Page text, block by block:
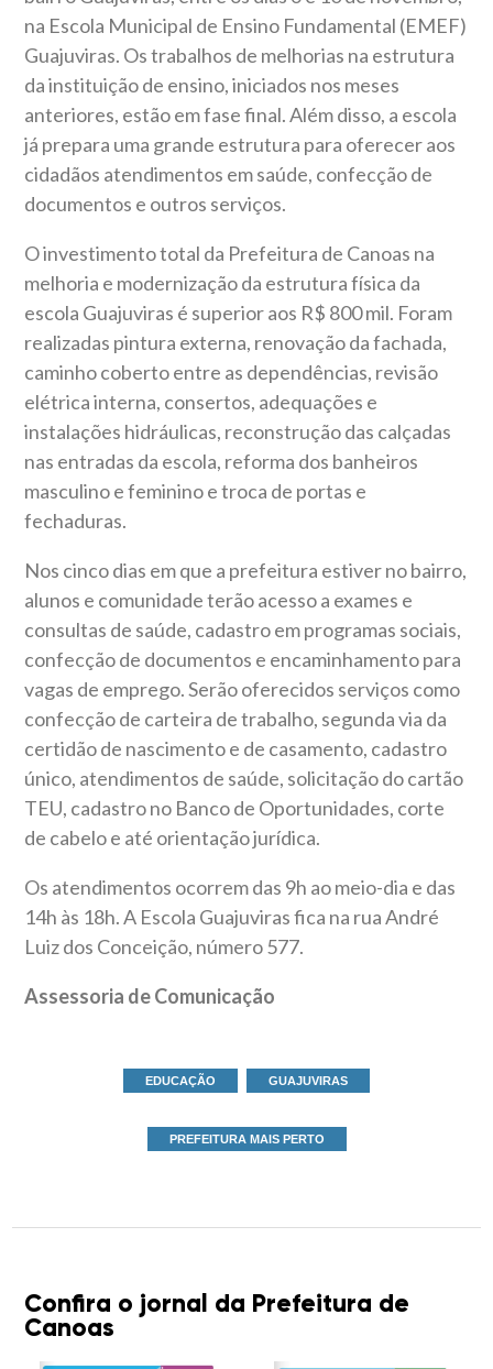
na Escola Municipal de Ensino Fundamental (EMEF)
Guajuviras. Os trabalhos de melhorias na estrutura
da instituição de ensino, iniciados nos meses
anteriores, estão em fase final. Além disso, a escola
já prepara uma grande estrutura para oferecer aos
cidadãos atendimentos em saúde, confecção de
documentos e outros serviços.
O investimento total da Prefeitura de Canoas na
melhoria e modernização da estrutura física da
escola Guajuviras é superior aos R$ 800 mil. Foram
realizadas pintura externa, renovação da fachada,
caminho coberto entre as dependências, revisão
elétrica interna, consertos, adequações e
instalações hidráulicas, reconstrução das calçadas
nas entradas da escola, reforma dos banheiros
masculino e feminino e troca de portas e
fechaduras.
Nos cinco dias em que a prefeitura estiver no bairro,
alunos e comunidade terão acesso a exames e
consultas de saúde, cadastro em programas sociais,
confecção de documentos e encaminhamento para
vagas de emprego. Serão oferecidos serviços como
confecção de carteira de trabalho, segunda via da
certidão de nascimento e de casamento, cadastro
único, atendimentos de saúde, solicitação do cartão
TEU, cadastro no Banco de Oportunidades, corte
de cabelo e até orientação jurídica.
Os atendimentos ocorrem das 9h ao meio-dia e das
14h às 18h. A Escola Guajuviras fica na rua André
Luiz dos Conceição, número 577.
Assessoria de Comunicação
EDUCAÇÃO GUAJUVIRAS
PREFEITURA MAIS PERTO
Confira o jornal da Prefeitura de
Canoas